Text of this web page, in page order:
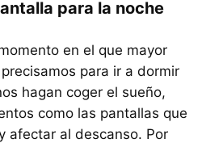
para la noche
en el que mayor
para ir a dormir
hagan coger el sueño,
como las pantallas que
afectar al descanso. Por